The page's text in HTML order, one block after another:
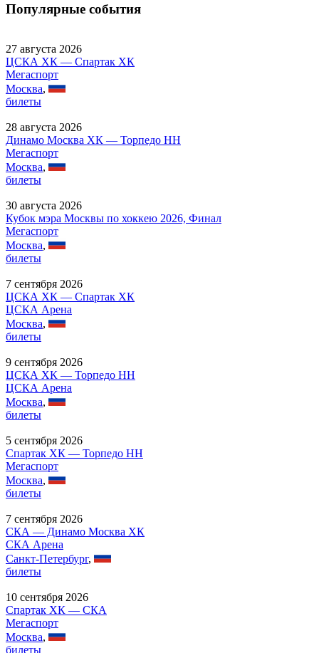
Популярные события
27 августа 2026
ЦСКА ХК — Спартак ХК
Мегаспорт
Москва,
билеты
28 августа 2026
Динамо Москва ХК — Торпедо НН
Мегаспорт
Москва,
билеты
30 августа 2026
Кубок мэра Москвы по хоккею 2026, Финал
Мегаспорт
Москва,
билеты
7 сентября 2026
ЦСКА ХК — Спартак ХК
ЦСКА Арена
Москва,
билеты
9 сентября 2026
ЦСКА ХК — Торпедо НН
ЦСКА Арена
Москва,
билеты
5 сентября 2026
Спартак ХК — Торпедо НН
Мегаспорт
Москва,
билеты
7 сентября 2026
СКА — Динамо Москва ХК
СКА Арена
Санкт-Петербург,
билеты
10 сентября 2026
Спартак ХК — СКА
Мегаспорт
Москва,
билеты